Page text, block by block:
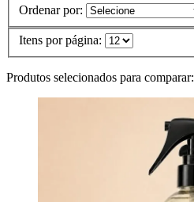
Ordenar por:
Itens por página:
Produtos selecionados para comparar: